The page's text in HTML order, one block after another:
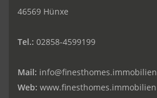
46569 Hünxe
Tel.: 02858-4599199
Mail: info@finesthomes.immobilien
Web: www.finesthomes.immobilien